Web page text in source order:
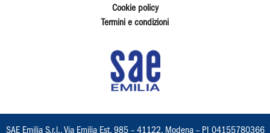
Cookie policy
Termini e condizioni
SAE Emilia S.r.l., Via Emilia Est, 985 – 41122, Modena – PI 04155780366